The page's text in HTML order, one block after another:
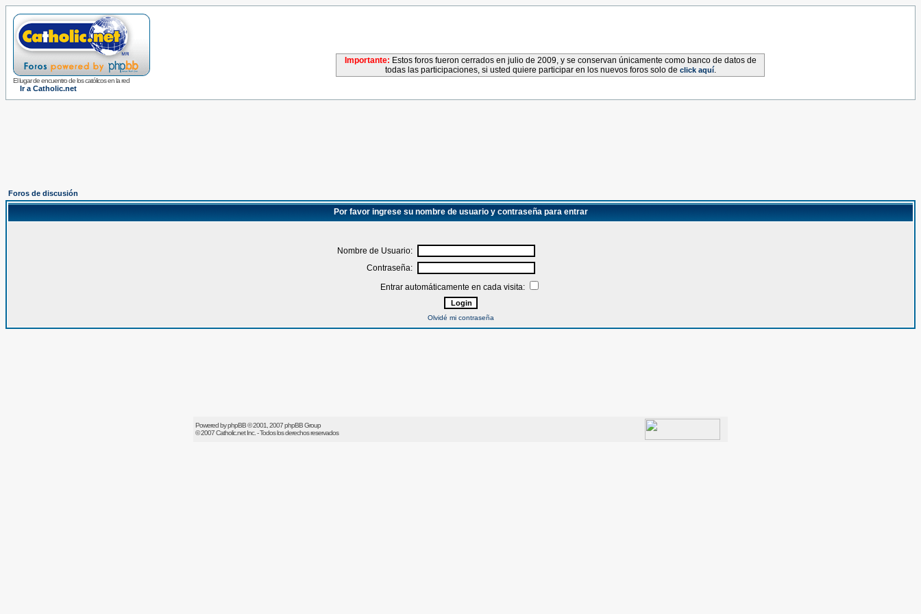
El lugar de encuentro de los católicos en la red
Ir a Catholic.net
Importante: Estos foros fueron cerrados en julio de 2009, y se conservan únicamente como banco de datos de
todas las participaciones, si usted quiere participar en los nuevos foros solo de click aquí.
Foros de discusión
Por favor ingrese su nombre de usuario y contraseña para entrar
Nombre de Usuario:
Contraseña:
Entrar automáticamente en cada visita:
Olvidé mi contraseña
Powered byphpBB© 2001, 2007 phpBB Group
© 2007Catholic.netInc. - Todos los derechos reservados